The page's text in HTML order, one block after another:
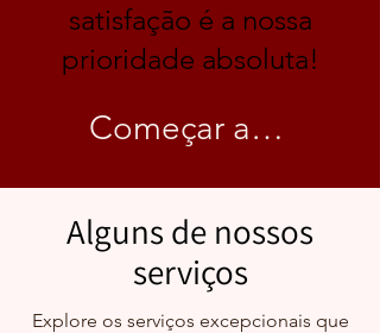
satisfação é a nossa
prioridade absoluta!
Começar agora !
Alguns de nossos
serviços
Explore os serviços excepcionais que